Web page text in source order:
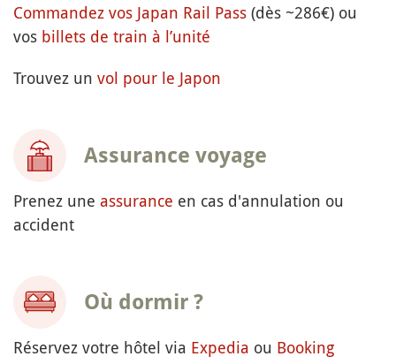
Commandez vos Japan Rail Pass (dès ~286€) ou
vos billets de train à l’unité
Trouvez un vol pour le Japon
Assurance voyage
Prenez une assurance en cas d'annulation ou
accident
Où dormir ?
Réservez votre hôtel via Expedia ou Booking